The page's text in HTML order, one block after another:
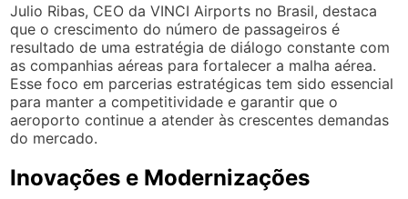
Julio Ribas, CEO da VINCI Airports no Brasil, destaca
que o crescimento do número de passageiros é
resultado de uma estratégia de diálogo constante com
as companhias aéreas para fortalecer a malha aérea.
Esse foco em parcerias estratégicas tem sido essencial
para manter a competitividade e garantir que o
aeroporto continue a atender às crescentes demandas
do mercado.
Inovações e Modernizações